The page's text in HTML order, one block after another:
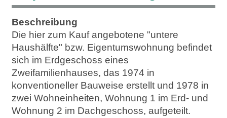
Beschreibung
Die hier zum Kauf angebotene "untere
Haushälfte" bzw. Eigentumswohnung befindet
sich im Erdgeschoss eines
Zweifamilienhauses, das 1974 in
konventioneller Bauweise erstellt und 1978 in
zwei Wohneinheiten, Wohnung 1 im Erd- und
Wohnung 2 im Dachgeschoss, aufgeteilt.